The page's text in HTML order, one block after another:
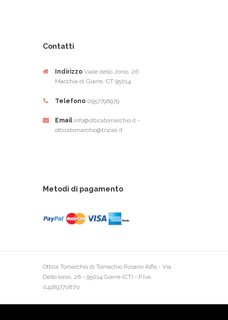
Contatti
Indirizzo Viale dello Jonio, 26
Macchia di Giarre, CT 95014
Telefono 0957796979
Email info@otticatomarchio.it -
otticatomarchio@tiscali.it
Metodi di pagamento
Ottica Tomarchio di Tomachio Rosario Alfio - Via
Dello Ionio, 26 - 95014 Giarre (CT) - P.Iva:
04189770870